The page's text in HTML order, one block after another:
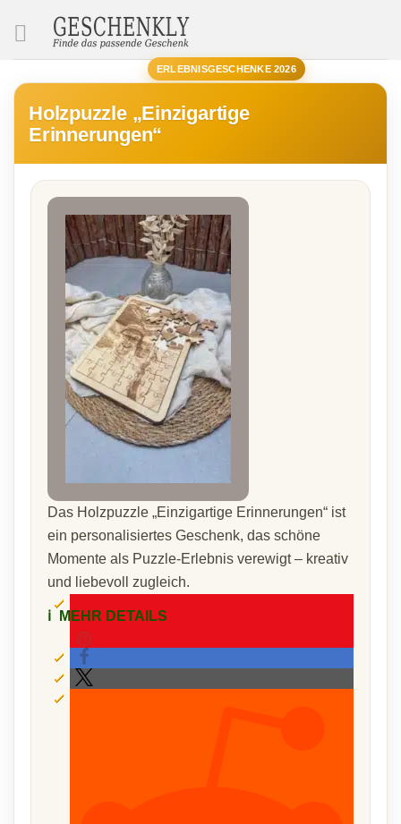
ERLEBNISGESCHENKE 2026
Holzpuzzle „Einzigartige
Erinnerungen“
Das Holzpuzzle „Einzigartige Erinnerungen“ ist
ein personalisiertes Geschenk, das schöne
Momente als Puzzle-Erlebnis verewigt – kreativ
und liebevoll zugleich.
ℹ️ MEHR DETAILS